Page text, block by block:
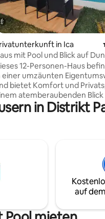
Bewertung: 4,89 von 5,
in Ica
mit Pool und Blick auf
12-Personen-Haus
einer umzäunten
bietet Komfort und
atemberaubenden Blick
Das Haus verfügt über
Skater, 4 komfortable
und 10 Minuten
de Armas de Ica entfernt,
Zugang zu allen
Ideal für
die die Region mit
allem
in Distrikt
auf